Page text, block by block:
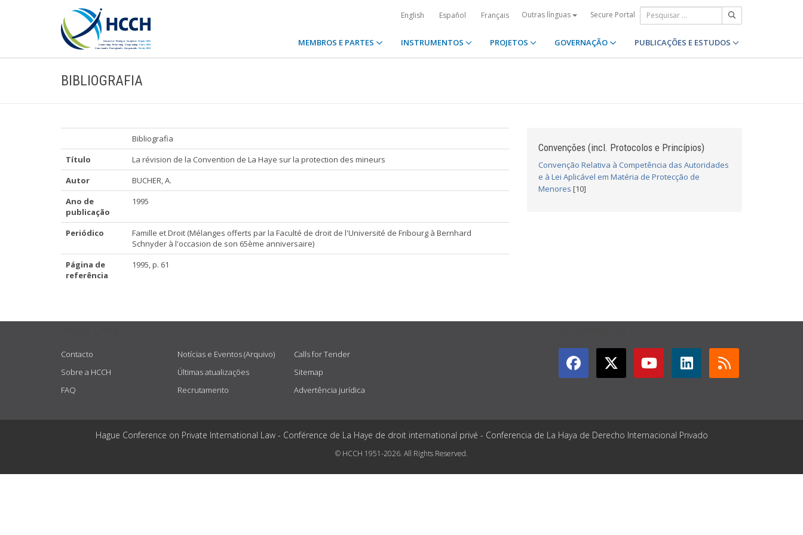
English Español Français Outras línguas Secure Portal
MEMBROS E PARTES INSTRUMENTOS PROJETOS GOVERNAÇÃO PUBLICAÇÕES E ESTUDOS
BIBLIOGRAFIA
Bibliografia
Título
La révision de la Convention de La Haye sur la protection des mineurs
Autor
BUCHER, A.
Ano de
publicação
1995
Periódico
Famille et Droit (Mélanges offerts par la Faculté de droit de l'Université de Fribourg à Bernhard
Schnyder à l'occasion de son 65ème anniversaire)
Página de
referência
1995, p. 61
Convenções (incl. Protocolos e Princípios)
Convenção Relativa à Competência das Autoridades
e à Lei Aplicável em Matéria de Protecção de
Menores [10]
Contacto
Sobre a HCCH
FAQ
Notícias e Eventos (Arquivo)
Últimas atualizações
Recrutamento
Calls for Tender
Sitemap
Advertência jurídica
Hague Conference on Private International Law - Conférence de La Haye de droit international privé - Conferencia de La Haya de Derecho Internacional Privado
© HCCH 1951-2026. All Rights Reserved.